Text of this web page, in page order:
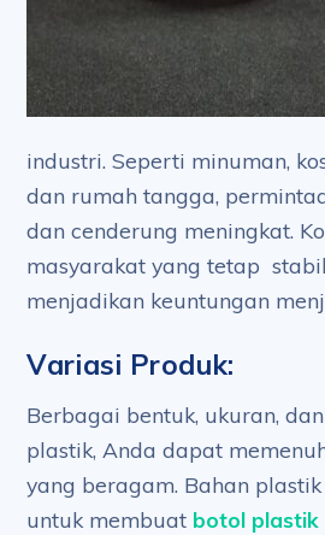
industri. Seperti minuman,
dan rumah tangga,
dan cenderung meningkat.
masyarakat yang tetap
menjadikan keuntungan
Variasi Produk:
Berbagai bentuk, ukuran,
plastik, Anda dapat
yang beragam. Bahan
untuk membuat botol plastik